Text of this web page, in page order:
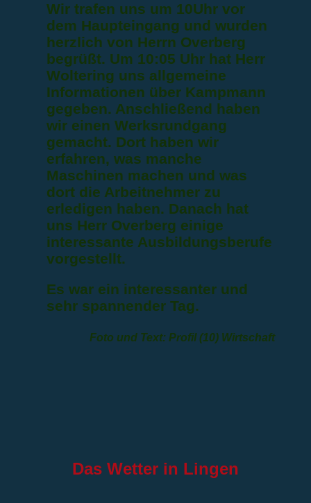
Wir trafen uns um 10Uhr vor
dem Haupteingang und wurden
herzlich von Herrn Overberg
begrüßt. Um 10:05 Uhr hat Herr
Woltering uns allgemeine
Informationen über Kampmann
gegeben. Anschließend haben
wir einen Werksrundgang
gemacht. Dort haben wir
erfahren, was manche
Maschinen machen und was
dort die Arbeitnehmer zu
erledigen haben. Danach hat
uns Herr Overberg einige
interessante Ausbildungsberufe
vorgestellt.
Es war ein interessanter und
sehr spannender Tag.
Foto und Text: Profil (10) Wirtschaft
Das Wetter in Lingen